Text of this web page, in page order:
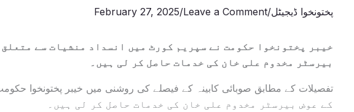
پختونخوا ڈیجیٹل/
Leave a Comment
/
February 27, 2025
خیبر پختونخوا حکومت نے سپریم کورٹ میں انسداد منشیات سے
بیرسٹر مخدوم علی خان کی خدمات حاصل کر لی ہیں۔
کے عوض بیرسٹر مخدوم علی خان کی خدمات حاصل کر لی ہیں۔